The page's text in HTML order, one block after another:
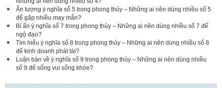
Ấn tượng ý nghĩa số 5 trong phong thủy – Những ai nên dùng nhiều số 5
để gặp nhiều may mắn?
Bí ẩn ý nghĩa số 7 trong phong thủy – Những ai nên dùng nhiều số 7 để
ngộ đạo?
Tìm hiểu ý nghĩa số 8 trong phong thủy – Những ai nên dùng nhiều số 8
để kinh doanh phát tài?
Luận bàn về ý nghĩa số 9 trong phong thủy – Những ai nên dùng nhiều
số 9 để sống vui sống khỏe?